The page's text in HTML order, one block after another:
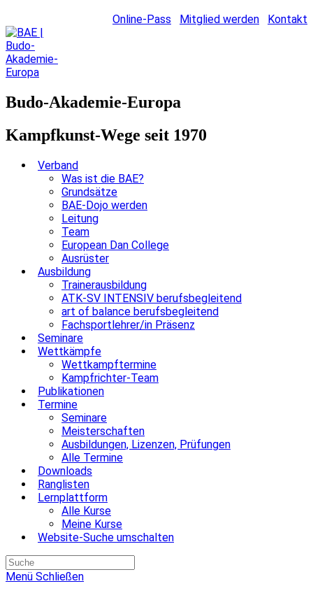
Online-Pass Mitglied werden Kontakt
Budo-Akademie-Europa
Kampfkunst-Wege seit 1970
Verband
Was ist die BAE?
Grundsätze
BAE-Dojo werden
Leitung
Team
European Dan College
Ausrüster
Ausbildung
Trainerausbildung
ATK-SV INTENSIV berufsbegleitend
art of balance berufsbegleitend
Fachsportlehrer/in Präsenz
Seminare
Wettkämpfe
Wettkampftermine
Kampfrichter-Team
Publikationen
Termine
Seminare
Meisterschaften
Ausbildungen, Lizenzen, Prüfungen
Alle Termine
Downloads
Ranglisten
Lernplattform
Alle Kurse
Meine Kurse
Website-Suche umschalten
Menü Schließen